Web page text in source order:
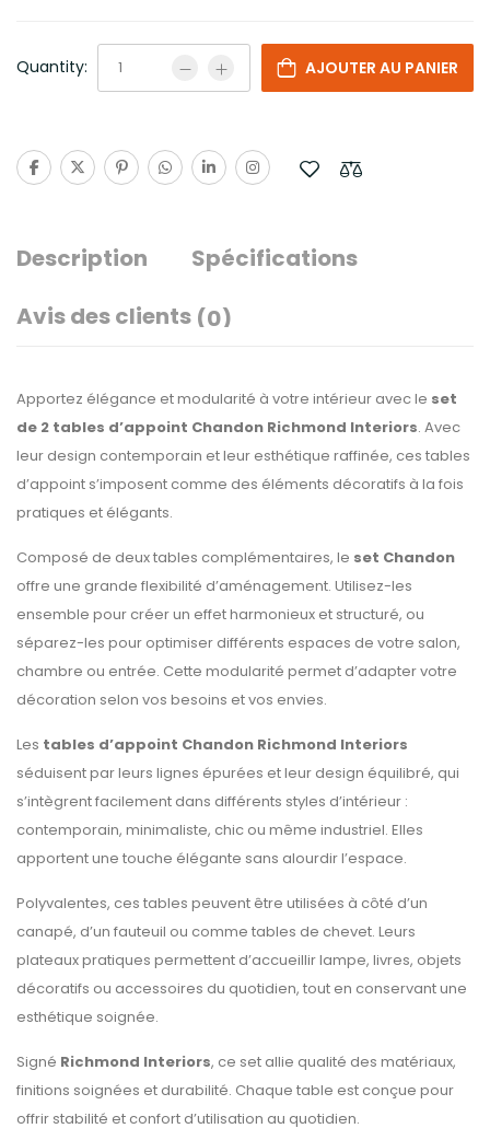
Quantity: AJOUTER AU PANIER
Description
Spécifications
Avis des clients (0)
Apportez élégance et modularité à votre intérieur avec le set
de 2 tables d’appoint Chandon Richmond Interiors. Avec
leur design contemporain et leur esthétique raffinée, ces tables
d’appoint s’imposent comme des éléments décoratifs à la fois
pratiques et élégants.
Composé de deux tables complémentaires, le set Chandon
offre une grande flexibilité d’aménagement. Utilisez-les
ensemble pour créer un effet harmonieux et structuré, ou
séparez-les pour optimiser différents espaces de votre salon,
chambre ou entrée. Cette modularité permet d’adapter votre
décoration selon vos besoins et vos envies.
Les tables d’appoint Chandon Richmond Interiors
séduisent par leurs lignes épurées et leur design équilibré, qui
s’intègrent facilement dans différents styles d’intérieur :
contemporain, minimaliste, chic ou même industriel. Elles
apportent une touche élégante sans alourdir l’espace.
Polyvalentes, ces tables peuvent être utilisées à côté d’un
canapé, d’un fauteuil ou comme tables de chevet. Leurs
plateaux pratiques permettent d’accueillir lampe, livres, objets
décoratifs ou accessoires du quotidien, tout en conservant une
esthétique soignée.
Signé Richmond Interiors, ce set allie qualité des matériaux,
finitions soignées et durabilité. Chaque table est conçue pour
offrir stabilité et confort d’utilisation au quotidien.